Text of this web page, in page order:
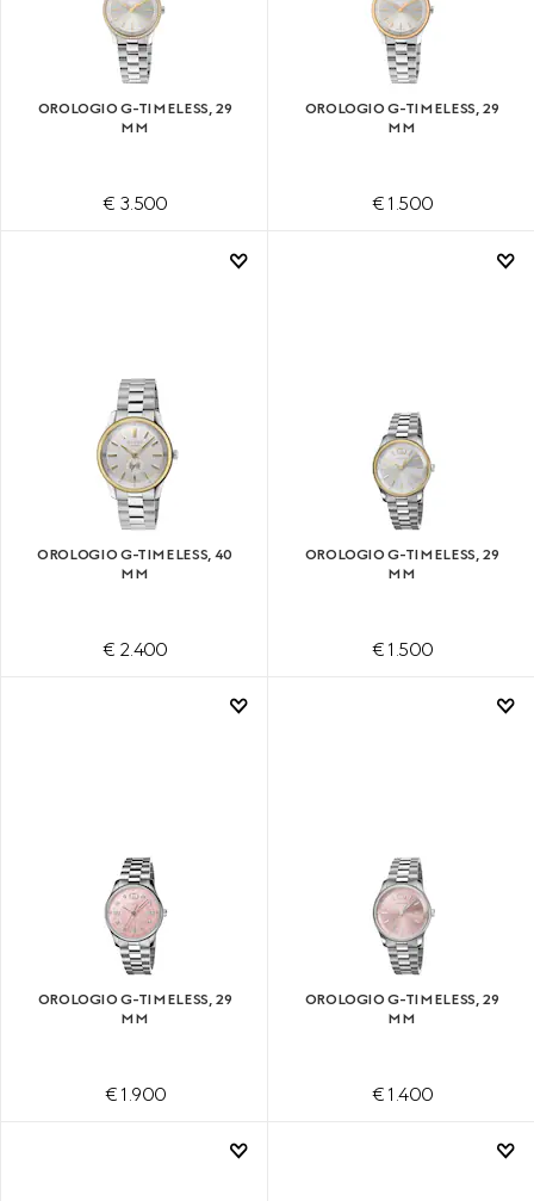
OROLOGIO G-TIMELESS, 29
MM
€ 3.500
OROLOGIO G-TIMELESS, 29
MM
€ 1.500
OROLOGIO G-TIMELESS, 40
MM
€ 2.400
OROLOGIO G-TIMELESS, 29
MM
€ 1.500
OROLOGIO G-TIMELESS, 29
MM
€ 1.900
OROLOGIO G-TIMELESS, 29
MM
€ 1.400